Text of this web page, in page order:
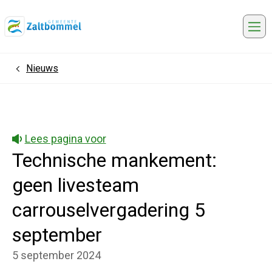
HomeNieuws
Lees pagina voor
Technische mankement:
geen livesteam
carrouselvergadering 5
september
5 september 2024